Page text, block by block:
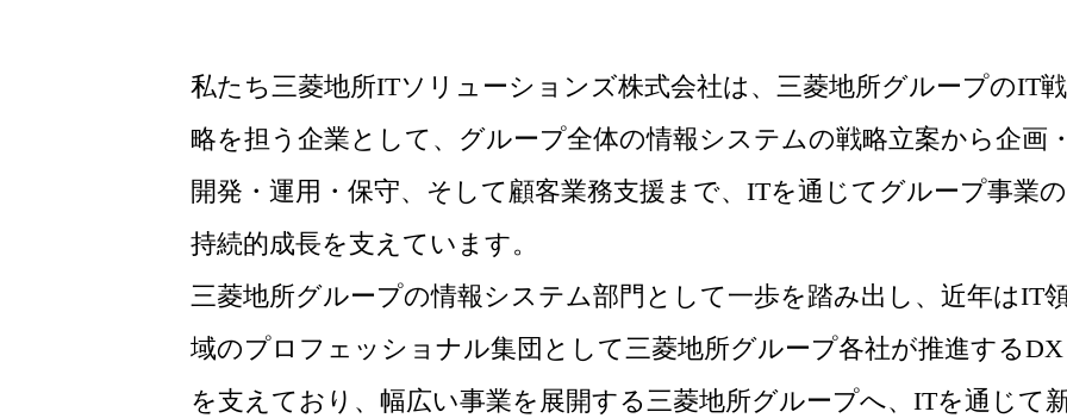
私たち三菱地所ITソリューションズ株式会社は、三菱地所グループのIT戦
略を担う企業として、グループ全体の情報システムの戦略立案から企画・
開発・運用・保守、そして顧客業務支援まで、ITを通じてグループ事業の
持続的成長を支えています。
三菱地所グループの情報システム部門として一歩を踏み出し、近年はIT
域のプロフェッショナル集団として三菱地所グループ各社が推進するDX
を支えており、幅広い事業を展開する三菱地所グループへ、ITを通じて